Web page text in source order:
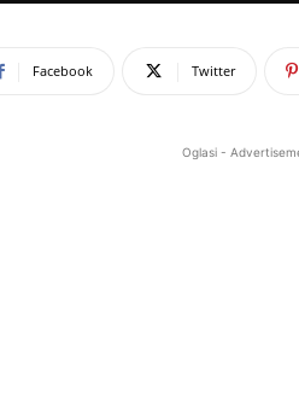
Facebook Twitter
Oglasi -